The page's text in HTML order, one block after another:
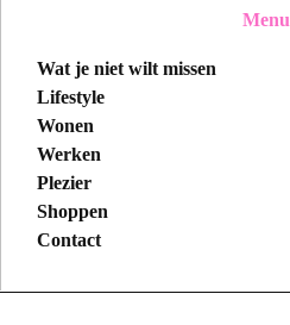
Menu
Wat je niet wilt missen
Lifestyle
Wonen
Werken
Plezier
Shoppen
Contact